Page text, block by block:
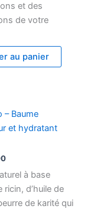
et des
de votre
au panier
– Baume
et hydratant
à base
ricin, d’huile de
de karité qui